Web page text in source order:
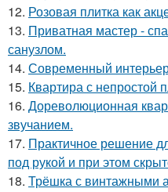
12. Розовая плитка как
13. Приватная мастер -
санузлом.
14. Современный
15. Квартира с непростой
16. Дореволюционная
звучанием.
17. Практичное решение
под рукой и при этом
18. Трёшка с винтажными